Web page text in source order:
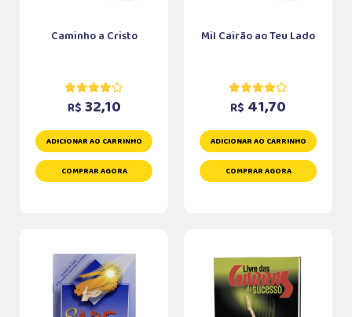
Caminho a Cristo
R$ 32,10
ADICIONAR AO CARRINHO
COMPRAR AGORA
Mil Cairão ao Teu Lado
R$ 41,70
ADICIONAR AO CARRINHO
COMPRAR AGORA